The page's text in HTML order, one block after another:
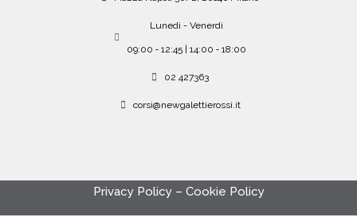
Lunedì - Venerdì
09:00 ‐ 12:45 | 14:00 ‐ 18:00
02 427363
corsi@newgalettierossi.it
Privacy Policy– Cookie Policy